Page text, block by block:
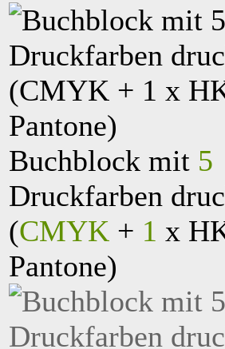
Buchblock mit 5
Druckfarben
(CMYK + 1 x
Pantone)